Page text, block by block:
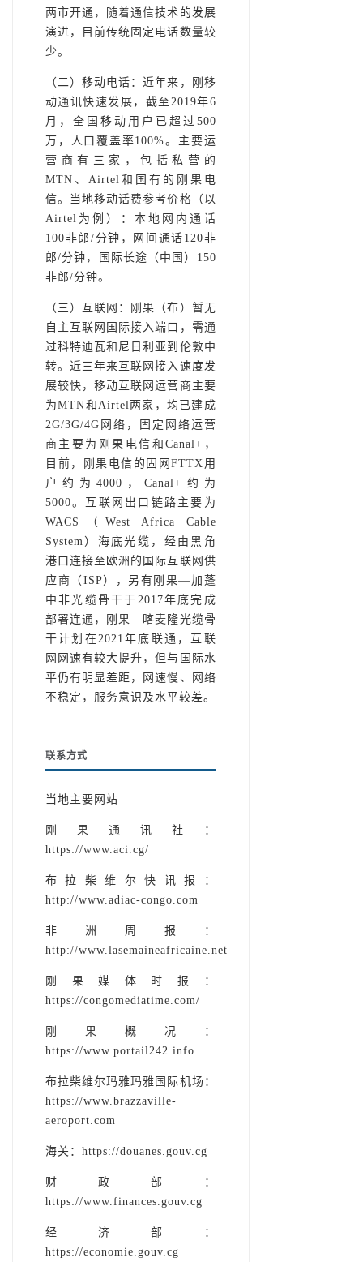
两市开通，随着通信技术的发展
演进，目前传统固定电话数量较
少。
（二）移动电话：近年来，刚移
动通讯快速发展，截至2019年6
月，全国移动用户已超过500
万，人口覆盖率100%。主要运
营商有三家，包括私营的
MTN、Airtel和国有的刚果电
信。当地移动话费参考价格（以
Airtel为例）：本地网内通话
100非郎/分钟，网间通话120非
郎/分钟，国际长途（中国）150
非郎/分钟。
（三）互联网：刚果（布）暂无
自主互联网国际接入端口，需通
过科特迪瓦和尼日利亚到伦敦中
转。近三年来互联网接入速度发
展较快，移动互联网运营商主要
为MTN和Airtel两家，均已建成
2G/3G/4G网络，固定网络运营
商主要为刚果电信和Canal+，
目前，刚果电信的固网FTTX用
户约为4000，Canal+约为
5000。互联网出口链路主要为
WACS（West Africa Cable
System）海底光缆，经由黑角
港口连接至欧洲的国际互联网供
应商（ISP），另有刚果—加蓬
中非光缆骨干于2017年底完成
部署连通，刚果—喀麦隆光缆骨
干计划在2021年底联通，互联
网网速有较大提升，但与国际水
平仍有明显差距，网速慢、网络
不稳定，服务意识及水平较差。
联系方式
当地主要网站
刚果通讯社：
https://www.aci.cg/­­
布拉柴维尔快讯报：
http://www.adiac-congo.com
非洲周报：
http://www.lasemaineafricaine.net
刚果媒体时报：
https://congomediatime.com/­­
刚果概况：
https://www.portail242.info
布拉柴维尔玛雅玛雅国际机场：
https://www.brazzaville-
aeroport.com
海关：https://douanes.gouv.cg
财政部：
https://www.finances.gouv.cg­­
经济部：
https://economie.gouv.cg­­